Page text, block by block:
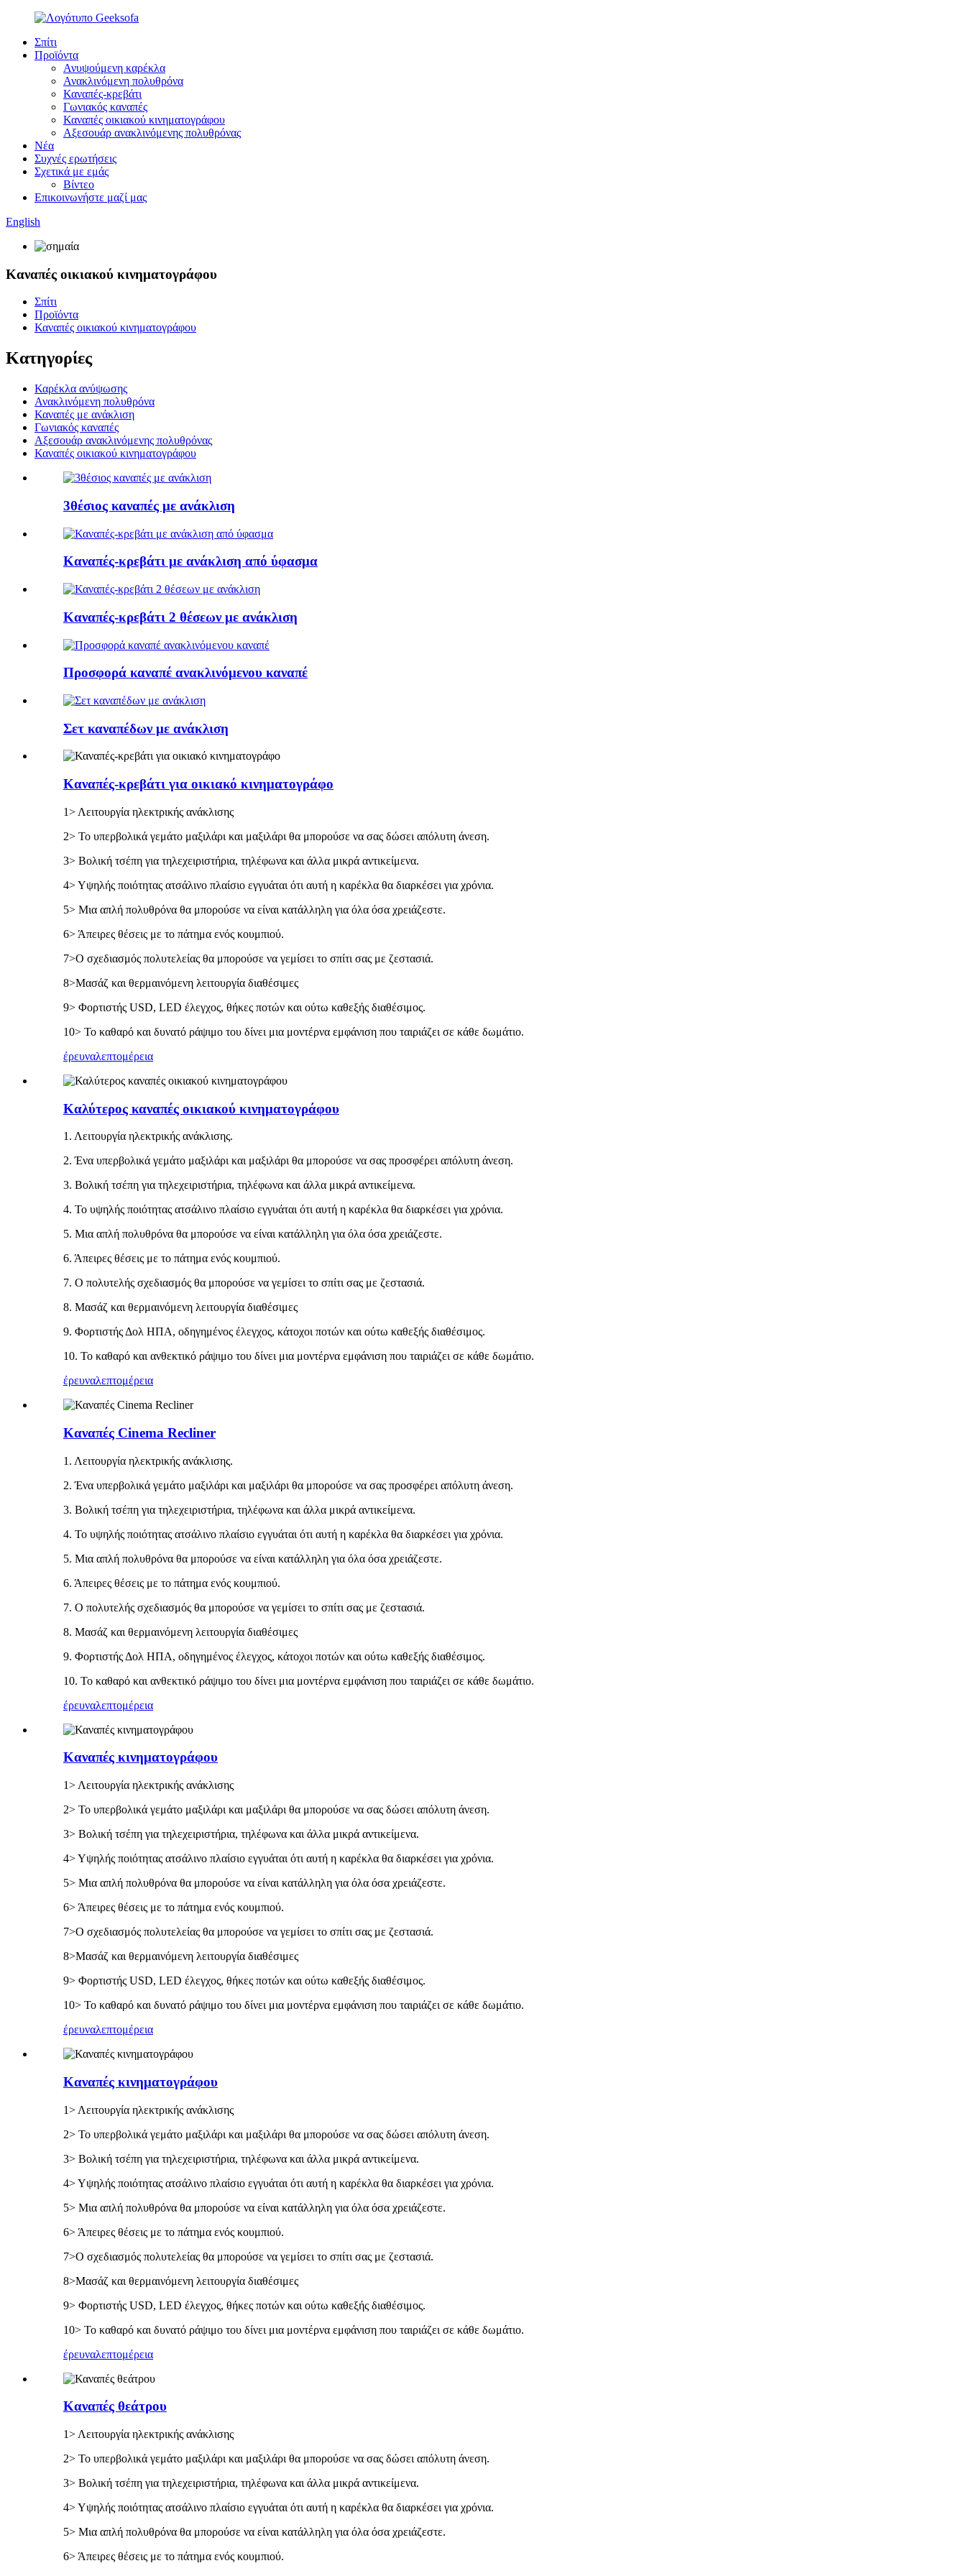
Σπίτι
Προϊόντα
Ανυψούμενη καρέκλα
Ανακλινόμενη πολυθρόνα
Καναπές-κρεβάτι
Γωνιακός καναπές
Καναπές οικιακού κινηματογράφου
Αξεσουάρ ανακλινόμενης πολυθρόνας
Νέα
Συχνές ερωτήσεις
Σχετικά με εμάς
Βίντεο
Επικοινωνήστε μαζί μας
English
Καναπές οικιακού κινηματογράφου
Σπίτι
Προϊόντα
Καναπές οικιακού κινηματογράφου
Κατηγορίες
Καρέκλα ανύψωσης
Ανακλινόμενη πολυθρόνα
Καναπές με ανάκλιση
Γωνιακός καναπές
Αξεσουάρ ανακλινόμενης πολυθρόνας
Καναπές οικιακού κινηματογράφου
3θέσιος καναπές με ανάκλιση
Καναπές-κρεβάτι με ανάκλιση από ύφασμα
Καναπές-κρεβάτι 2 θέσεων με ανάκλιση
Προσφορά καναπέ ανακλινόμενου καναπέ
Σετ καναπέδων με ανάκλιση
Καναπές-κρεβάτι για οικιακό κινηματογράφο
1> Λειτουργία ηλεκτρικής ανάκλισης
2> Το υπερβολικά γεμάτο μαξιλάρι και μαξιλάρι θα μπορούσε να σας δώσει απόλυτη άνεση.
3> Βολική τσέπη για τηλεχειριστήρια, τηλέφωνα και άλλα μικρά αντικείμενα.
4> Υψηλής ποιότητας ατσάλινο πλαίσιο εγγυάται ότι αυτή η καρέκλα θα διαρκέσει για χρόνια.
5> Μια απλή πολυθρόνα θα μπορούσε να είναι κατάλληλη για όλα όσα χρειάζεστε.
6> Άπειρες θέσεις με το πάτημα ενός κουμπιού.
7>Ο σχεδιασμός πολυτελείας θα μπορούσε να γεμίσει το σπίτι σας με ζεστασιά.
8>Μασάζ και θερμαινόμενη λειτουργία διαθέσιμες
9> Φορτιστής USD, LED έλεγχος, θήκες ποτών και ούτω καθεξής διαθέσιμος.
10> Το καθαρό και δυνατό ράψιμο του δίνει μια μοντέρνα εμφάνιση που ταιριάζει σε κάθε δωμάτιο.
έρευναλεπτομέρεια
Καλύτερος καναπές οικιακού κινηματογράφου
1. Λειτουργία ηλεκτρικής ανάκλισης.
2. Ένα υπερβολικά γεμάτο μαξιλάρι και μαξιλάρι θα μπορούσε να σας προσφέρει απόλυτη άνεση.
3. Βολική τσέπη για τηλεχειριστήρια, τηλέφωνα και άλλα μικρά αντικείμενα.
4. Το υψηλής ποιότητας ατσάλινο πλαίσιο εγγυάται ότι αυτή η καρέκλα θα διαρκέσει για χρόνια.
5. Μια απλή πολυθρόνα θα μπορούσε να είναι κατάλληλη για όλα όσα χρειάζεστε.
6. Άπειρες θέσεις με το πάτημα ενός κουμπιού.
7. Ο πολυτελής σχεδιασμός θα μπορούσε να γεμίσει το σπίτι σας με ζεστασιά.
8. Μασάζ και θερμαινόμενη λειτουργία διαθέσιμες
9. Φορτιστής Δολ ΗΠΑ, οδηγημένος έλεγχος, κάτοχοι ποτών και ούτω καθεξής διαθέσιμος.
10. Το καθαρό και ανθεκτικό ράψιμο του δίνει μια μοντέρνα εμφάνιση που ταιριάζει σε κάθε δωμάτιο.
έρευναλεπτομέρεια
Καναπές Cinema Recliner
1. Λειτουργία ηλεκτρικής ανάκλισης.
2. Ένα υπερβολικά γεμάτο μαξιλάρι και μαξιλάρι θα μπορούσε να σας προσφέρει απόλυτη άνεση.
3. Βολική τσέπη για τηλεχειριστήρια, τηλέφωνα και άλλα μικρά αντικείμενα.
4. Το υψηλής ποιότητας ατσάλινο πλαίσιο εγγυάται ότι αυτή η καρέκλα θα διαρκέσει για χρόνια.
5. Μια απλή πολυθρόνα θα μπορούσε να είναι κατάλληλη για όλα όσα χρειάζεστε.
6. Άπειρες θέσεις με το πάτημα ενός κουμπιού.
7. Ο πολυτελής σχεδιασμός θα μπορούσε να γεμίσει το σπίτι σας με ζεστασιά.
8. Μασάζ και θερμαινόμενη λειτουργία διαθέσιμες
9. Φορτιστής Δολ ΗΠΑ, οδηγημένος έλεγχος, κάτοχοι ποτών και ούτω καθεξής διαθέσιμος.
10. Το καθαρό και ανθεκτικό ράψιμο του δίνει μια μοντέρνα εμφάνιση που ταιριάζει σε κάθε δωμάτιο.
έρευναλεπτομέρεια
Καναπές κινηματογράφου
1> Λειτουργία ηλεκτρικής ανάκλισης
2> Το υπερβολικά γεμάτο μαξιλάρι και μαξιλάρι θα μπορούσε να σας δώσει απόλυτη άνεση.
3> Βολική τσέπη για τηλεχειριστήρια, τηλέφωνα και άλλα μικρά αντικείμενα.
4> Υψηλής ποιότητας ατσάλινο πλαίσιο εγγυάται ότι αυτή η καρέκλα θα διαρκέσει για χρόνια.
5> Μια απλή πολυθρόνα θα μπορούσε να είναι κατάλληλη για όλα όσα χρειάζεστε.
6> Άπειρες θέσεις με το πάτημα ενός κουμπιού.
7>Ο σχεδιασμός πολυτελείας θα μπορούσε να γεμίσει το σπίτι σας με ζεστασιά.
8>Μασάζ και θερμαινόμενη λειτουργία διαθέσιμες
9> Φορτιστής USD, LED έλεγχος, θήκες ποτών και ούτω καθεξής διαθέσιμος.
10> Το καθαρό και δυνατό ράψιμο του δίνει μια μοντέρνα εμφάνιση που ταιριάζει σε κάθε δωμάτιο.
έρευναλεπτομέρεια
Καναπές κινηματογράφου
1> Λειτουργία ηλεκτρικής ανάκλισης
2> Το υπερβολικά γεμάτο μαξιλάρι και μαξιλάρι θα μπορούσε να σας δώσει απόλυτη άνεση.
3> Βολική τσέπη για τηλεχειριστήρια, τηλέφωνα και άλλα μικρά αντικείμενα.
4> Υψηλής ποιότητας ατσάλινο πλαίσιο εγγυάται ότι αυτή η καρέκλα θα διαρκέσει για χρόνια.
5> Μια απλή πολυθρόνα θα μπορούσε να είναι κατάλληλη για όλα όσα χρειάζεστε.
6> Άπειρες θέσεις με το πάτημα ενός κουμπιού.
7>Ο σχεδιασμός πολυτελείας θα μπορούσε να γεμίσει το σπίτι σας με ζεστασιά.
8>Μασάζ και θερμαινόμενη λειτουργία διαθέσιμες
9> Φορτιστής USD, LED έλεγχος, θήκες ποτών και ούτω καθεξής διαθέσιμος.
10> Το καθαρό και δυνατό ράψιμο του δίνει μια μοντέρνα εμφάνιση που ταιριάζει σε κάθε δωμάτιο.
έρευναλεπτομέρεια
Καναπές θεάτρου
1> Λειτουργία ηλεκτρικής ανάκλισης
2> Το υπερβολικά γεμάτο μαξιλάρι και μαξιλάρι θα μπορούσε να σας δώσει απόλυτη άνεση.
3> Βολική τσέπη για τηλεχειριστήρια, τηλέφωνα και άλλα μικρά αντικείμενα.
4> Υψηλής ποιότητας ατσάλινο πλαίσιο εγγυάται ότι αυτή η καρέκλα θα διαρκέσει για χρόνια.
5> Μια απλή πολυθρόνα θα μπορούσε να είναι κατάλληλη για όλα όσα χρειάζεστε.
6> Άπειρες θέσεις με το πάτημα ενός κουμπιού.